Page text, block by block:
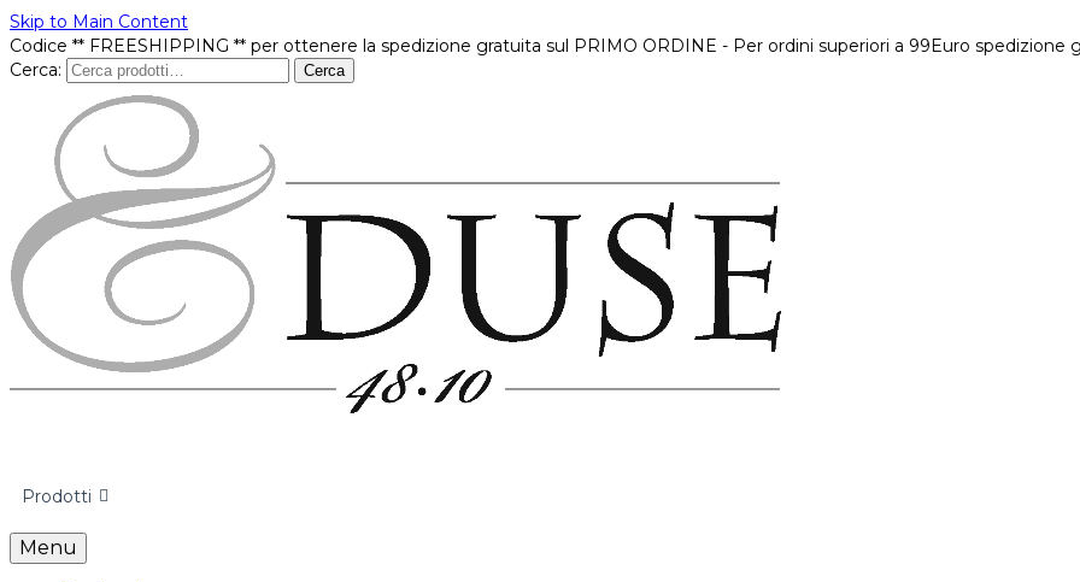
Skip to Main Content
Codice ** FREESHIPPING ** per ottenere la spedizione gratuita sul PRIMO ORDINE - Per ordini superiori a 99Euro spedizione
Cerca:
Cerca
Prodotti
Menu